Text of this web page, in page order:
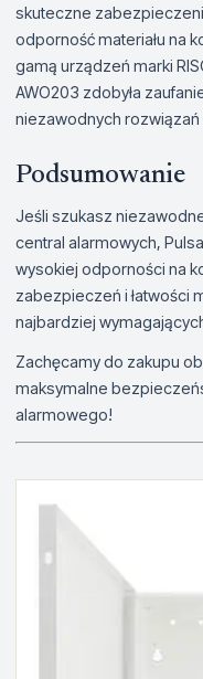
skuteczne
odporność materiału na
gamą urządzeń marki
AWO203 zdobyła
niezawodnych
Podsumowanie
Jeśli szukasz
central alarmowych,
wysokiej odporności na
zabezpieczeń i łatwości
najbardziej
Zachęcamy do zakupu
maksymalne
alarmowego!